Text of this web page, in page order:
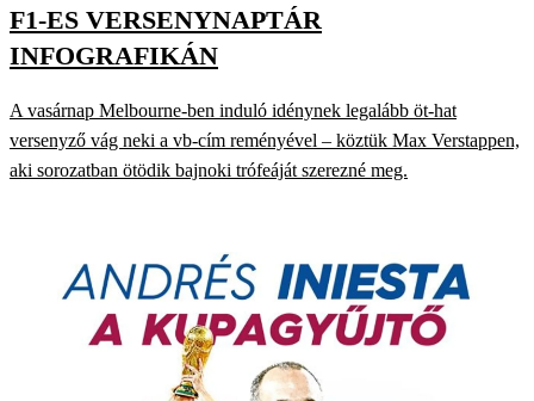
F1-ES VERSENYNAPTÁR
INFOGRAFIKÁN
A vasárnap Melbourne-ben induló idénynek legalább öt-hat
versenyző vág neki a vb-cím reményével – köztük Max Verstappen,
aki sorozatban ötödik bajnoki trófeáját szerezné meg.